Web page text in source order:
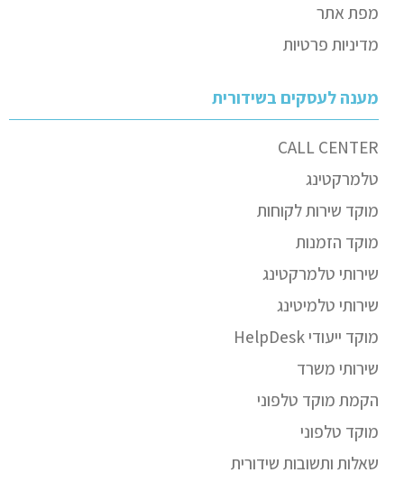
מפת אתר
מדיניות פרטיות
מענה לעסקים בשידורית
CALL CENTER
טלמרקטינג
מוקד שירות לקוחות
מוקד הזמנות
שירותי טלמרקטינג
שירותי טלמיטינג
מוקד ייעודי HelpDesk
שירותי משרד
הקמת מוקד טלפוני
מוקד טלפוני
שאלות ותשובות שידורית